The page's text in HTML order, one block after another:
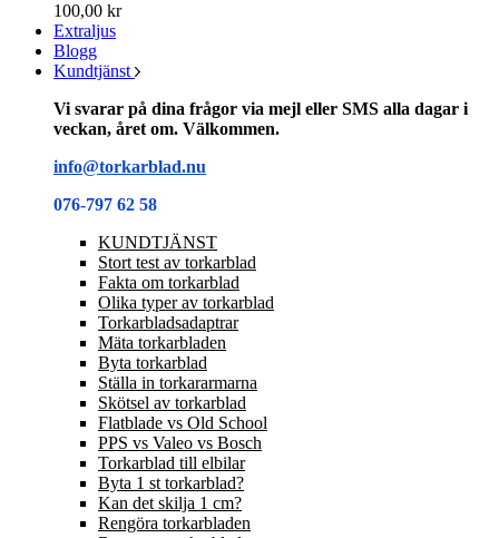
100,00 kr
Extraljus
Blogg
Kundtjänst
Vi svarar på dina frågor via mejl eller SMS alla dagar i
veckan, året om. Välkommen.
info@torkarblad.nu
076-797 62 58
KUNDTJÄNST
Stort test av torkarblad
Fakta om torkarblad
Olika typer av torkarblad
Torkarbladsadaptrar
Mäta torkarbladen
Byta torkarblad
Ställa in torkararmarna
Skötsel av torkarblad
Flatblade vs Old School
PPS vs Valeo vs Bosch
Torkarblad till elbilar
Byta 1 st torkarblad?
Kan det skilja 1 cm?
Rengöra torkarbladen